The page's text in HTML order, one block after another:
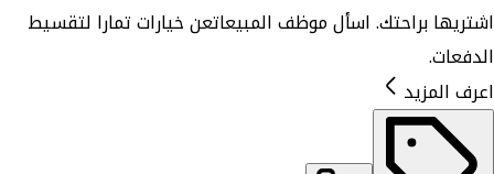
اشتريها براحتك. اسأل موظف المبيعاتعن خيارات تمارا لتقسيط
الدفعات.
اعرف المزيد